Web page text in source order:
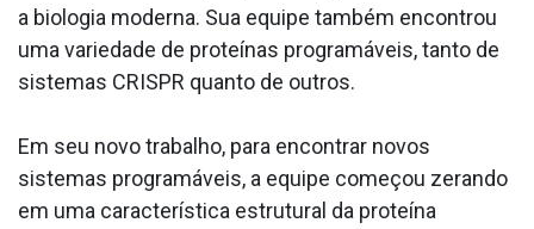
a biologia moderna. Sua equipe também encontrou
uma variedade de proteínas programáveis, tanto de
sistemas CRISPR quanto de outros.
Em seu novo trabalho, para encontrar novos
sistemas programáveis, a equipe começou zerando
em uma característica estrutural da proteína